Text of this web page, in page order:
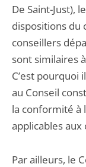
De Saint-Just),
dispositions du
conseillers
sont similaires
C’est pourquoi
au Conseil
la conformité à
applicables
Par ailleurs, le